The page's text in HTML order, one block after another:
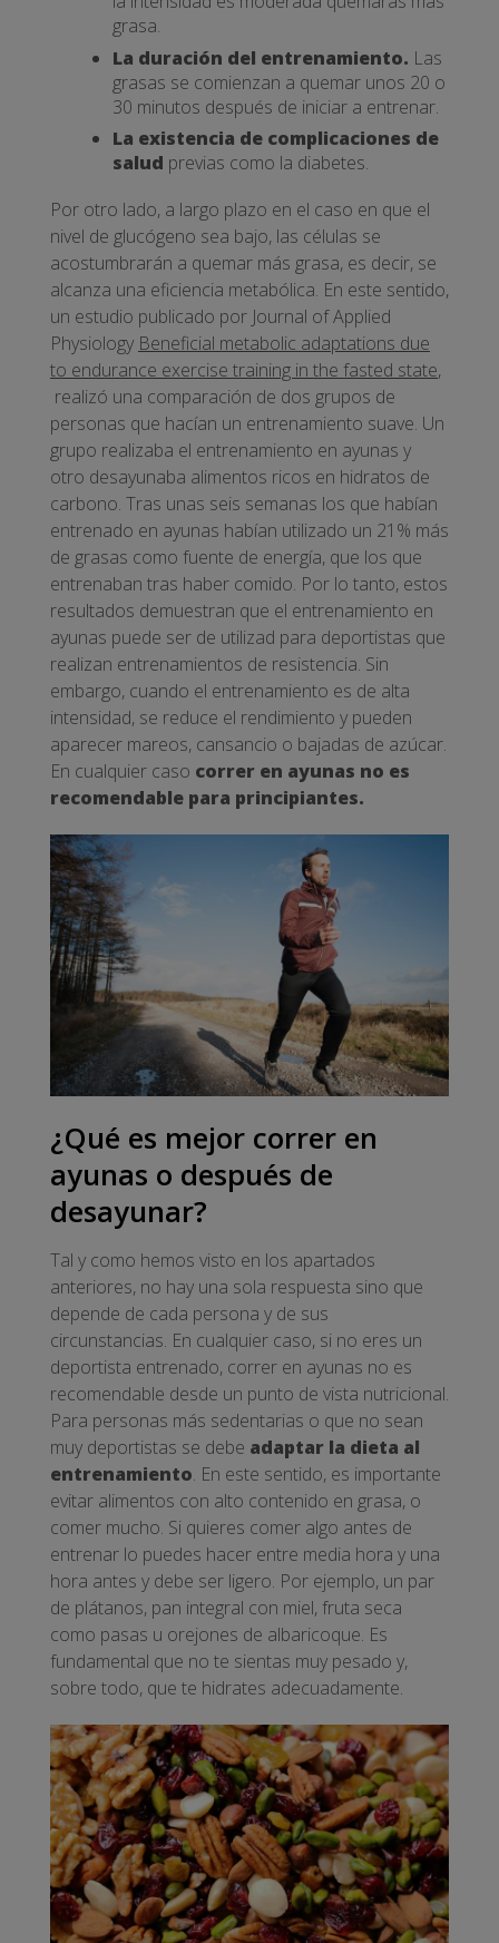
grasa.
La duración del entrenamiento. Las
grasas se comienzan a quemar unos 20 o
30 minutos después de iniciar a entrenar.
La existencia de complicaciones de
salud previas como la diabetes.
Por otro lado, a largo plazo en el caso en que el
nivel de glucógeno sea bajo, las células se
acostumbrarán a quemar más grasa, es decir, se
alcanza una eficiencia metabólica. En este sentido,
un estudio publicado por Journal of Applied
Physiology Beneficial metabolic adaptations due
to endurance exercise training in the fasted state,
realizó una comparación de dos grupos de
personas que hacían un entrenamiento suave. Un
grupo realizaba el entrenamiento en ayunas y
otro desayunaba alimentos ricos en hidratos de
carbono. Tras unas seis semanas los que habían
entrenado en ayunas habían utilizado un 21% más
de grasas como fuente de energía, que los que
entrenaban tras haber comido. Por lo tanto, estos
resultados demuestran que el entrenamiento en
ayunas puede ser de utilizad para deportistas que
realizan entrenamientos de resistencia. Sin
embargo, cuando el entrenamiento es de alta
intensidad, se reduce el rendimiento y pueden
aparecer mareos, cansancio o bajadas de azúcar.
En cualquier caso correr en ayunas no es
recomendable para principiantes.
¿Qué es mejor correr en
ayunas o después de
desayunar?
Tal y como hemos visto en los apartados
anteriores, no hay una sola respuesta sino que
depende de cada persona y de sus
circunstancias. En cualquier caso, si no eres un
deportista entrenado, correr en ayunas no es
recomendable desde un punto de vista nutricional.
Para personas más sedentarias o que no sean
muy deportistas se debe adaptar la dieta al
entrenamiento. En este sentido, es importante
evitar alimentos con alto contenido en grasa, o
comer mucho. Si quieres comer algo antes de
entrenar lo puedes hacer entre media hora y una
hora antes y debe ser ligero. Por ejemplo, un par
de plátanos, pan integral con miel, fruta seca
como pasas u orejones de albaricoque. Es
fundamental que no te sientas muy pesado y,
sobre todo, que te hidrates adecuadamente.